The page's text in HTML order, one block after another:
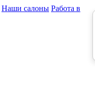
Наши салоны Работа в